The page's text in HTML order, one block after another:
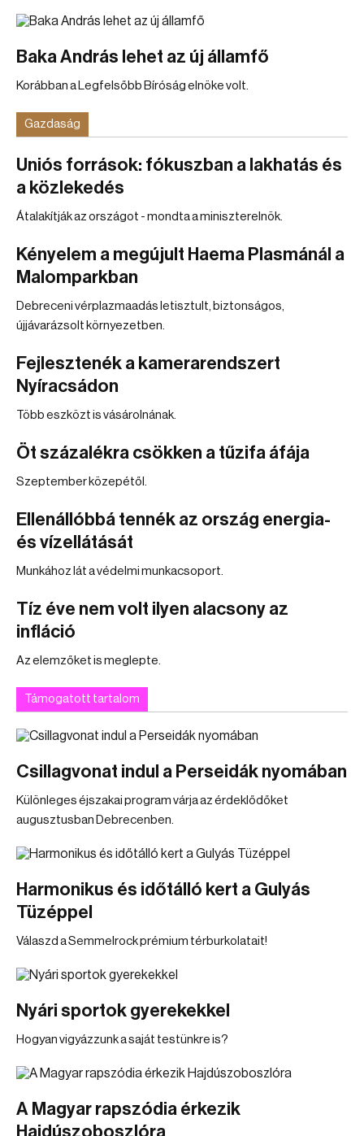
Baka András lehet az új államfő
Korábban a Legfelsőbb Bíróság elnöke volt.
Gazdaság
Uniós források: fókuszban a lakhatás és
a közlekedés
Átalakítják az országot - mondta a miniszterelnök.
Kényelem a megújult Haema Plasmánál a
Malomparkban
Debreceni vérplazmaadás letisztult, biztonságos,
újjávarázsolt környezetben.
Fejlesztenék a kamerarendszert
Nyíracsádon
Több eszközt is vásárolnának.
Öt százalékra csökken a tűzifa áfája
Szeptember közepétől.
Ellenállóbbá tennék az ország energia-
és vízellátását
Munkához lát a védelmi munkacsoport.
Tíz éve nem volt ilyen alacsony az
infláció
Az elemzőket is meglepte.
Támogatott tartalom
Csillagvonat indul a Perseidák nyomában
Különleges éjszakai program várja az érdeklődőket
augusztusban Debrecenben.
Harmonikus és időtálló kert a Gulyás
Tüzéppel
Válaszd a Semmelrock prémium térburkolatait!
Nyári sportok gyerekekkel
Hogyan vigyázzunk a saját testünkre is?
A Magyar rapszódia érkezik
Hajdúszoboszlóra